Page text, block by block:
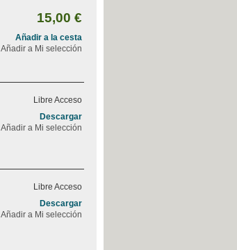
15,00 €
Añadir a la cesta
Añadir a Mi selección
Libre Acceso
Descargar
Añadir a Mi selección
Libre Acceso
Descargar
Añadir a Mi selección